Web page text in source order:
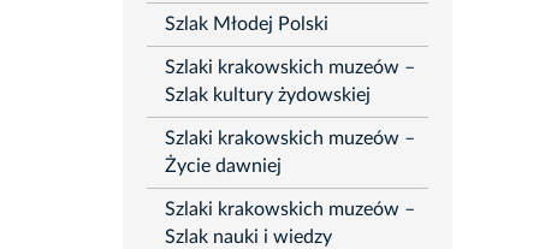
Szlak Młodej Polski
Szlaki krakowskich muzeów –
Szlak kultury żydowskiej
Szlaki krakowskich muzeów –
Życie dawniej
Szlaki krakowskich muzeów –
Szlak nauki i wiedzy